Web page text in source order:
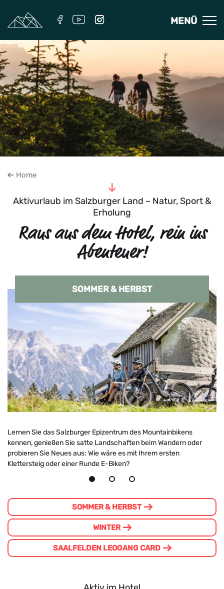
MENÜ
Home
Zum Inhalt
Aktivurlaub im Salzburger Land – Natur, Sport &
Erholung
Raus aus dem Hotel, rein ins
Abenteuer!
SOMMER & HERBST
Lernen Sie das Salzburger Epizentrum des Mountainbikens
kennen, genießen Sie satte Landschaften beim Wandern oder
probieren Sie Neues aus: Wie wäre es mit Ihrem ersten
Klettersteig oder einer Runde E-Biken?
SOMMER & HERBST
WINTER
SAALFELDEN LEOGANG CARD